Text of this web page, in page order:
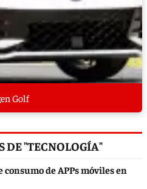
Golf
DE "TECNOLOGÍA"
de APPs móviles en